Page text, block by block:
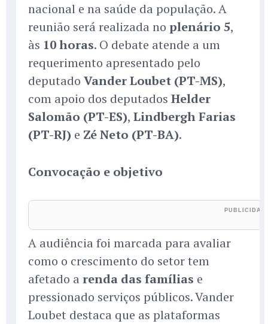
nacional e na saúde da população. A
reunião será realizada no plenário 5,
às 10 horas. O debate atende a um
requerimento apresentado pelo
deputado Vander Loubet (PT-MS),
com apoio dos deputados Helder
Salomão (PT-ES), Lindbergh Farias
(PT-RJ) e Zé Neto (PT-BA).
Convocação e objetivo
A audiência foi marcada para avaliar
como o crescimento do setor tem
afetado a renda das famílias e
pressionado serviços públicos. Vander
Loubet destaca que as plataformas